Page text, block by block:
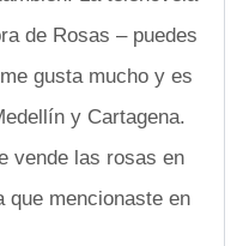
de Rosas – puedes
gusta mucho y es
y Cartagena.
vende las rosas en
que mencionaste en